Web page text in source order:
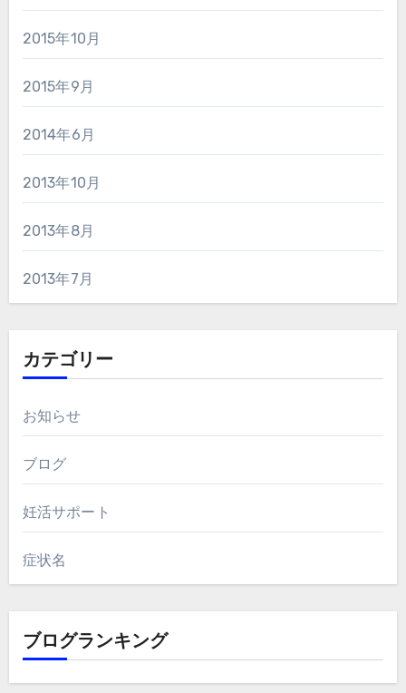
2015年10月
2015年9月
2014年6月
2013年10月
2013年8月
2013年7月
カテゴリー
お知らせ
ブログ
妊活サポート
症状名
ブログランキング